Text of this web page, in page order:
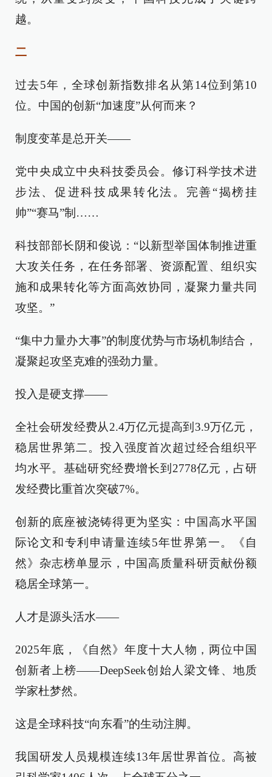
越。
二
过去5年，全球创新指数排名从第14位到第10
位。中国的创新“加速度”从何而来？
制度变革是总开关——
党中央成立中央科技委员会。修订科学技术进
步法、促进科技成果转化法。完善“揭榜挂
帅”“赛马”制……
科技部部长阴和俊说：“以新型举国体制推进重
大攻关任务，在任务部署、资源配置、组织实
施和成果转化等方面高效协同，凝聚力量共同
攻坚。”
“集中力量办大事”的制度优势与市场机制结合，
凝聚起攻坚克难的强劲力量。
投入是硬支撑——
全社会研发经费从2.4万亿元提高到3.9万亿元，
稳居世界第二。投入强度首次超过经合组织平
均水平。基础研究经费增长到2778亿元，占研
发经费比重首次突破7%。
创新的底座被浇铸得更为坚实：中国高水平国
际论文和专利申请量连续5年世界第一。《自
然》杂志榜单显示，中国高质量科研贡献份额
稳居全球第一。
人才是源头活水——
2025年底，《自然》年度十大人物，两位中国
创新者上榜——DeepSeek创始人梁文锋、地质
学家杜梦然。
这是全球科技“向东看”的生动注脚。
我国研发人员规模连续13年居世界首位。高被